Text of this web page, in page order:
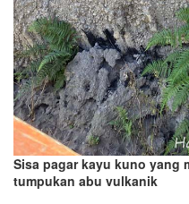
Sisa pagar kayu kuno yang
tumpukan abu vulkanik